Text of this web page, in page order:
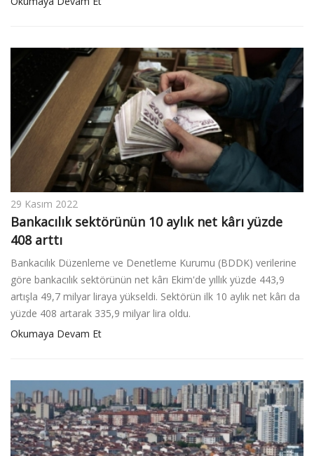
29 Kasım 2022
Bankacılık sektörünün 10 aylık net kârı yüzde
408 arttı
Bankacılık Düzenleme ve Denetleme Kurumu (BDDK) verilerine
göre bankacılık sektörünün net kârı Ekim'de yıllık yüzde 443,9
artışla 49,7 milyar liraya yükseldi. Sektörün ilk 10 aylık net kârı da
yüzde 408 artarak 335,9 milyar lira oldu.
Okumaya Devam Et